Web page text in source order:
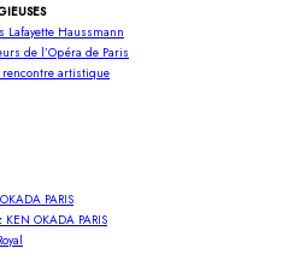
Lafayette Haussmann
de l’Opéra de Paris
rencontre artistique
PARIS
OKADA PARIS